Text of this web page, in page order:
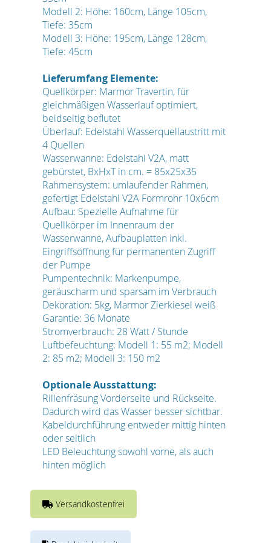
Modell 2: Höhe: 160cm, Länge 105cm,
Tiefe: 35cm
Modell 3: Höhe: 195cm, Länge 128cm,
Tiefe: 45cm
Lieferumfang Elemente:
Quellkörper: Marmor Travertin, für
gleichmäßigen Wasserlauf optimiert,
beidseitig beflutet
Überlauf: Edelstahl Wasserquellaustritt mit
4 Quellen
Wasserwanne: Edelstahl V2A, matt
gebürstet, BxHxT in cm. = 85x25x35
Rahmensystem: umlaufender Rahmen,
gefertigt Edelstahl V2A Formrohr 10x6cm
Aufbau: Spezielle Aufnahme für
Quellkörper im Innenraum der
Wasserwanne, Aufbauplatten inkl.
Eingriffsöffnung für permanenten Zugriff
der Pumpe
Pumpentechnik: Markenpumpe,
geräuscharm und sparsam im Verbrauch
Dekoration: 5kg, Marmor Zierkiesel weiß
Garantie: 36 Monate
Stromverbrauch: 28 Watt / Stunde
Luftbefeuchtung: Modell 1: 55 m2; Modell
2: 85 m2; Modell 3: 150 m2
Optionale Ausstattung:
Rillenfräsung Vorderseite und Rückseite.
Dadurch wird das Wasser besser sichtbar.
Kabeldurchführung entweder mittig hinten
oder seitlich
LED Beleuchtung sowohl vorne, als auch
hinten möglich
Versandkostenfrei